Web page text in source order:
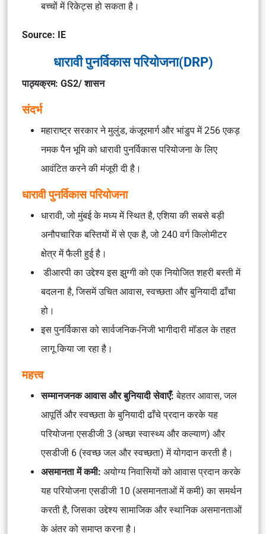
बच्चों में रिकेट्स हो सकता है।
Source: IE
धारावी पुनर्विकास परियोजना(DRP)
पाठ्यक्रम: GS2/ शासन
संदर्भ
महाराष्ट्र सरकार ने मुलुंड, कंजूरमार्ग और भांडुप में 256 एकड़
नमक पैन भूमि को धारावी पुनर्विकास परियोजना के लिए
आवंटित करने की मंजूरी दी है।
धारावी पुनर्विकास परियोजना
धारावी, जो मुंबई के मध्य में स्थित है, एशिया की सबसे बड़ी
अनौपचारिक बस्तियों में से एक है, जो 240 वर्ग किलोमीटर
क्षेत्र में फैली हुई है।
डीआरपी का उद्देश्य इस झुग्गी को एक नियोजित शहरी बस्ती में
बदलना है, जिसमें उचित आवास, स्वच्छता और बुनियादी ढाँचा
हो।
इस पुनर्विकास को सार्वजनिक-निजी भागीदारी मॉडल के तहत
लागू किया जा रहा है।
महत्त्व
सम्मानजनक आवास और बुनियादी सेवाएँ: बेहतर आवास, जल
आपूर्ति और स्वच्छता के बुनियादी ढाँचे प्रदान करके यह
परियोजना एसडीजी 3 (अच्छा स्वास्थ्य और कल्याण) और
एसडीजी 6 (स्वच्छ जल और स्वच्छता) में योगदान करती है।
असमानता में कमी: अयोग्य निवासियों को आवास प्रदान करके
यह परियोजना एसडीजी 10 (असमानताओं में कमी) का समर्थन
करती है, जिसका उद्देश्य सामाजिक और स्थानिक असमानताओं
के अंतर को समाप्त करना है।